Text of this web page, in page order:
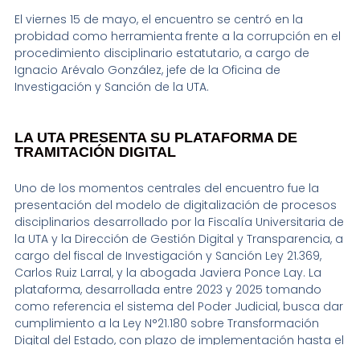
El viernes 15 de mayo, el encuentro se centró en la
probidad como herramienta frente a la corrupción en el
procedimiento disciplinario estatutario, a cargo de
Ignacio Arévalo González, jefe de la Oficina de
Investigación y Sanción de la UTA.
LA UTA PRESENTA SU PLATAFORMA DE
TRAMITACIÓN DIGITAL
Uno de los momentos centrales del encuentro fue la
presentación del modelo de digitalización de procesos
disciplinarios desarrollado por la Fiscalía Universitaria de
la UTA y la Dirección de Gestión Digital y Transparencia, a
cargo del fiscal de Investigación y Sanción Ley 21.369,
Carlos Ruiz Larral, y la abogada Javiera Ponce Lay. La
plataforma, desarrollada entre 2023 y 2025 tomando
como referencia el sistema del Poder Judicial, busca dar
cumplimiento a la Ley N°21.180 sobre Transformación
Digital del Estado, con plazo de implementación hasta el